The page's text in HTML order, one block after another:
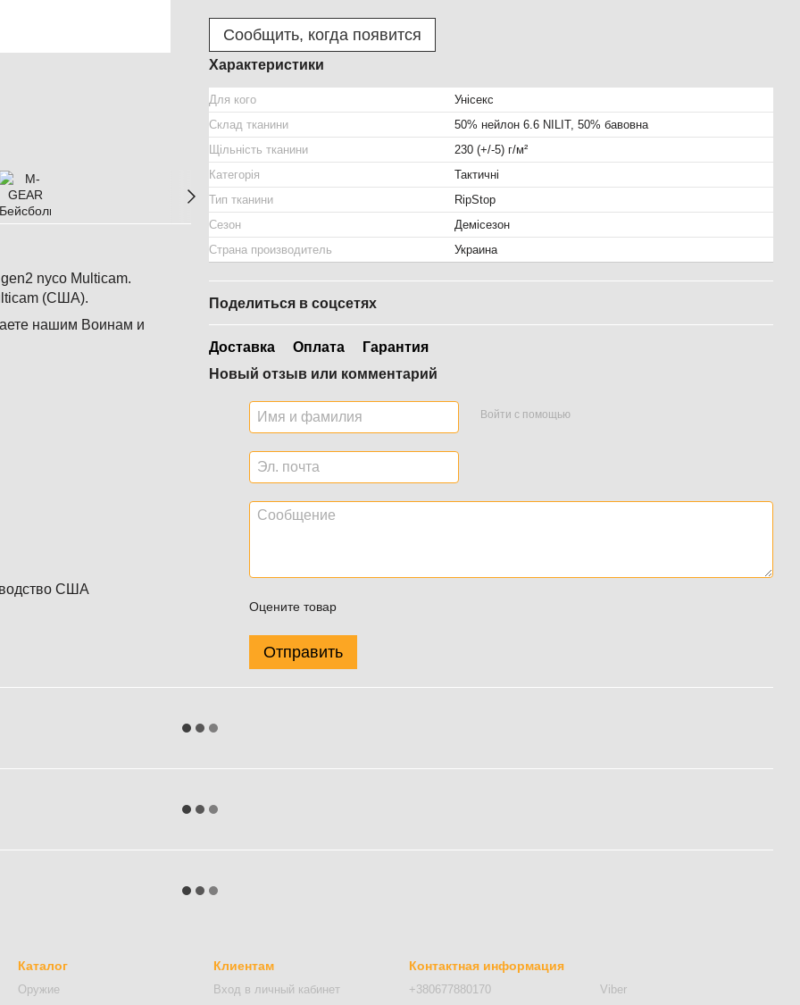
nyco Multicam.
(США).
нашим Воинам и
США
Сообщить, когда появится
Характеристики
Для кого
Унісекс
Склад тканини
50% нейлон 6.6 NILIT, 50% бавовна
Щільність тканини
230 (+/-5) г/м²
Категорія
Тактичні
Тип тканини
RipStop
Сезон
Демісезон
Страна производитель
Украина
Поделиться в соцсетях
Доставка Оплата
Гарантия
Новый отзыв или комментарий
Войти с помощью
Оцените товар
Отправить
Каталог
Оружие
Клиентам
Вход в личный кабинет
Контактная информация
+380677880170 Viber